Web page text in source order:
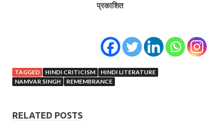
प्रकाशित
TAGGED HINDI CRITICISM
HINDI LITERATURE
NAMVAR SINGH
REMEMBRANCE
RELATED POSTS